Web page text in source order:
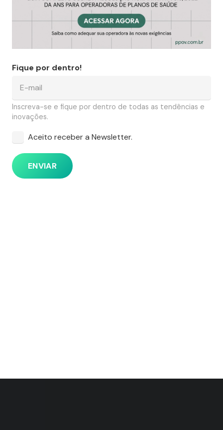
Fique por dentro!
Inscreva-se e fique por dentro de todas as tendências e
inovações.
Aceito receber a Newsletter.
ENVIAR